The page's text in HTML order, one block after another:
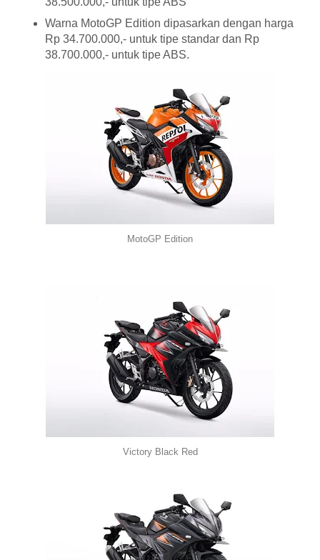
Warna MotoGP Edition dipasarkan dengan harga
Rp 34.700.000,- untuk tipe standar dan Rp
38.700.000,- untuk tipe ABS.
MotoGP Edition
Victory Black Red